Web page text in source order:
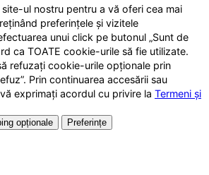
ul nostru pentru a vă oferi cea mai
preferințele și vizitele
unui click pe butonul „Sunt de
ca TOATE cookie-urile să fie utilizate.
refuzați cookie-urile opționale prin
Prin continuarea accesării sau
exprimați acordul cu privire la Termeni și
opționale
Preferințe